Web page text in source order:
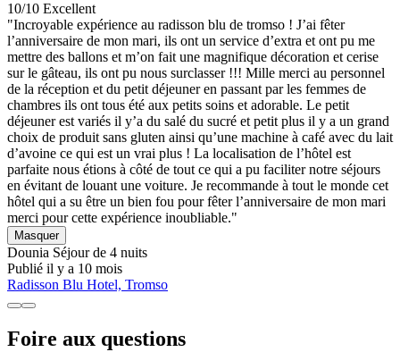
10/10 Excellent
"Incroyable expérience au radisson blu de tromso ! J’ai fêter
l’anniversaire de mon mari, ils ont un service d’extra et ont pu me
mettre des ballons et m’on fait une magnifique décoration et cerise
sur le gâteau, ils ont pu nous surclasser !!! Mille merci au personnel
de la réception et du petit déjeuner en passant par les femmes de
chambres ils ont tous été aux petits soins et adorable. Le petit
déjeuner est variés il y’a du salé du sucré et petit plus il y a un grand
choix de produit sans gluten ainsi qu’une machine à café avec du lait
d’avoine ce qui est un vrai plus ! La localisation de l’hôtel est
parfaite nous étions à côté de tout ce qui a pu faciliter notre séjours
en évitant de louant une voiture. Je recommande à tout le monde cet
hôtel qui a su être un bien fou pour fêter l’anniversaire de mon mari
merci pour cette expérience inoubliable."
Masquer
Dounia Séjour de 4 nuits
Publié il y a 10 mois
Radisson Blu Hotel, Tromso
Foire aux questions